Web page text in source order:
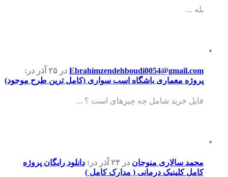
بله ...
Ebrahimzendehboudi0054@gmail.com در ۲۵ آذر
در:
پروژه معماری باشگاه اسب سواری (کامل ترین طرح موجود)
فایل خرید شامل چه چیزهای است ؟ ...
محمد سالاری منوجان در ۲۴ آذر در: دانلود رایگان پروژه
کامل کلینیک درمانی ( مدارک کامل )